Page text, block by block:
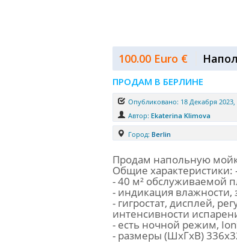
100.00 Euro €
ПРОДАМ В БЕРЛИНЕ
Опубликовано: 18 Декабря 2023,
Автор: Ekaterina Klimova
Город: Berlin
Продам напольную
Общие характеристики:
- 40 м² обслуживаемой
- индикация влажности,
- гигростат, дисплей,
интенсивности
- есть ночной режим,
- размеры (ШхГхВ)